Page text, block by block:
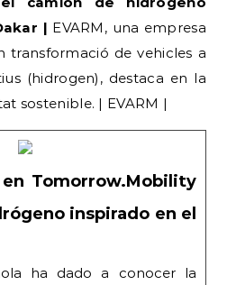
| EVARM, una empresa
transformació de vehicles a
(hidrogen), destaca en la
sostenible. | EVARM |
en Tomorrow.Mobility
inspirado en el
ha dado a conocer la